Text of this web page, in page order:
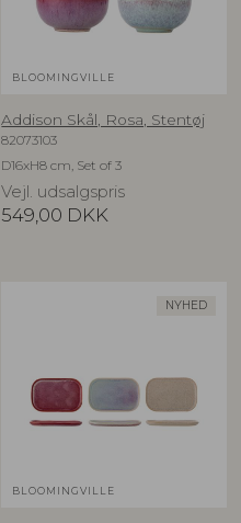
BLOOMINGVILLE
Addison Skål, Rosa, Stentøj
82073103
D16xH8 cm, Set of 3
Vejl. udsalgspris
549,00 DKK
NYHED
BLOOMINGVILLE